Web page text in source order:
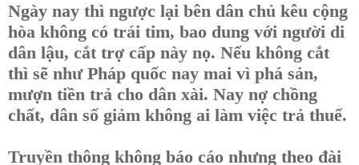
Ngày nay thì ngược lại bên dân chủ kêu cộng
hòa không có trái tim, bao dung với người di
dân lậu, cắt trợ cấp này nọ. Nếu không cắt
thì sẽ như Pháp quốc nay mai vì phá sản,
mượn tiền trả cho dân xài. Nay nợ chồng
chất, dân số giảm không ai làm việc trả thuế.
Truyền thông không báo cáo nhưng theo đài